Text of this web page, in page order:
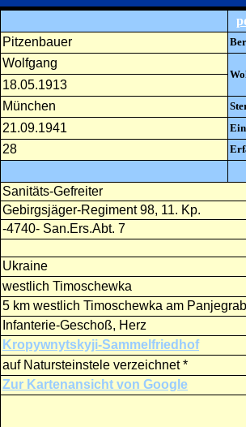
Pitzenbauer
Wolfgang
18.05.1913
München
21.09.1941
28
Sanitäts-Gefreiter
Gebirgsjäger-Regiment 98, 11. Kp.
-4740- San.Ers.Abt. 7
Ukraine
westlich Timoschewka
5 km westlich Timoschewka am
Infanterie-Geschoß, Herz
Kropywnytskyji-Sammelfriedhof
auf Natursteinstele verzeichnet *
Zur Kartenansicht von Google